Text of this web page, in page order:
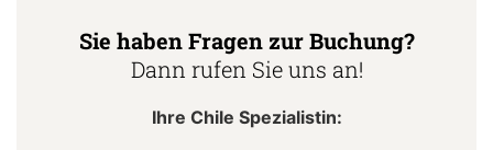
Sie haben Fragen zur Buchung?
Dann rufen Sie uns an!
Ihre Chile Spezialistin: